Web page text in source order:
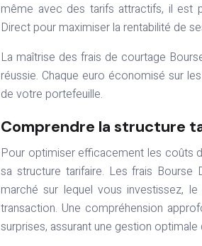
même avec des tarifs attractifs, il est
Direct pour maximiser la rentabilité de
La maîtrise des frais de courtage
réussie. Chaque euro économisé sur
de votre portefeuille.
Comprendre la structure
Pour optimiser efficacement les coûts
sa structure tarifaire. Les frais
marché sur lequel vous investissez,
transaction. Une compréhension
surprises, assurant une gestion